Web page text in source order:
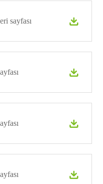
sayfası 


